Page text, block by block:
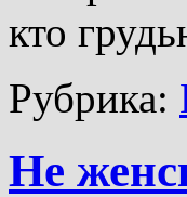
кто
Рубрика:
Не